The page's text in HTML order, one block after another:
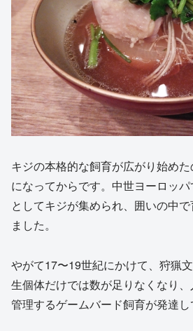
キジの本格的な飼育が広がり始め
になってからです。中世ヨーロッ
としてキジが集められ、囲いの中
ました。
やがて17〜19世紀にかけて、狩猟
生個体だけでは数が足りなくなり
管理するゲームバード飼育が発達し